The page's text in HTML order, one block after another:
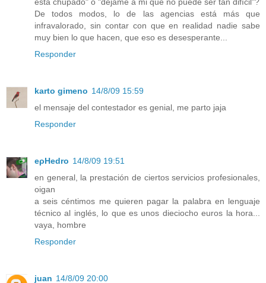
está chupado" o "déjame a mi que no puede ser tan difícil"?
De todos modos, lo de las agencias está más que
infravalorado, sin contar con que en realidad nadie sabe
muy bien lo que hacen, que eso es desesperante...
Responder
karto gimeno 14/8/09 15:59
el mensaje del contestador es genial, me parto jaja
Responder
eρHedro 14/8/09 19:51
en general, la prestación de ciertos servicios profesionales,
oigan
a seis céntimos me quieren pagar la palabra en lenguaje
técnico al inglés, lo que es unos dieciocho euros la hora...
vaya, hombre
Responder
juan 14/8/09 20:00